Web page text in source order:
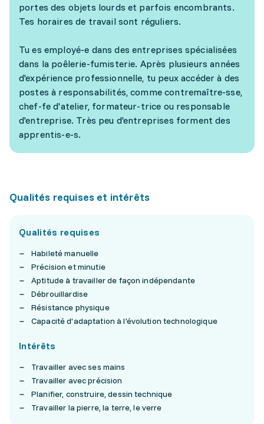
portes des objets lourds et parfois encombrants.
Tes horaires de travail sont réguliers.
Tu es employé-e dans des entreprises spécialisées
dans la poêlerie-fumisterie. Après plusieurs années
d'expérience professionnelle, tu peux accéder à des
postes à responsabilités, comme contremaître-sse,
chef-fe d'atelier, formateur-trice ou responsable
d'entreprise. Très peu d'entreprises forment des
apprentis-e-s.
Qualités requises et intérêts
Qualités requises
Habileté manuelle
Précision et minutie
Aptitude à travailler de façon indépendante
Débrouillardise
Résistance physique
Capacité d'adaptation à l'évolution technologique
Intérêts
Travailler avec ses mains
Travailler avec précision
Planifier, construire, dessin technique
Travailler la pierre, la terre, le verre